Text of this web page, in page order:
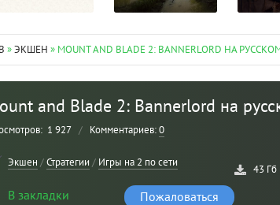
»ЭКШЕН » MOUNT AND BLADE 2: BANNERLORD НА
and Blade 2: Bannerlord на
1 927 / Комментариев:0
43 Гб
Экшен /Стратегии / Игры на 2 по сети
В закладки Пожаловаться